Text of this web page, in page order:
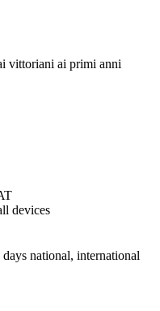
vittoriani ai primi anni
devices
national, international